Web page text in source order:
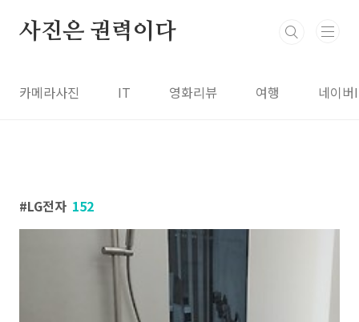
사진은 권력이다
카메라사진 IT 영화리뷰 여행 네이
LG전자 152